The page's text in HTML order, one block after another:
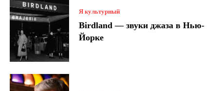
Я культурный
Birdland — звуки джаза в Нью-
Йорке